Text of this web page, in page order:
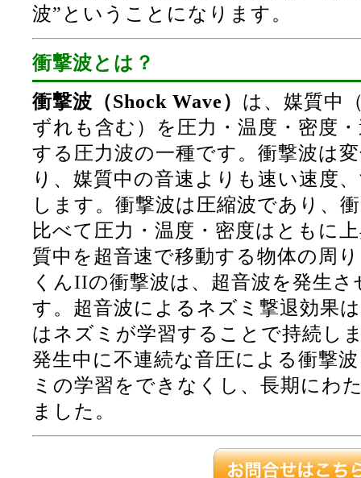
波”ということになります。
衝撃波とは？
衝撃波（Shock Wave） は、媒質中
ずれも含む）を圧力・温度・密度
する圧力波の一種です。衝撃波は
り、媒質中の音速よりも速い速度
します。衝撃波は圧縮波であり、
比べて圧力・温度・密度はともに
質中を超音速で移動する物体の周
くんIIの衝撃波は、超音波を発生
す。超音波によるネズミ撃退効果
はネズミが学習することで持続し
発生中に不連続な音圧による衝撃
ミの学習をできなくし、長期にわ
ました。